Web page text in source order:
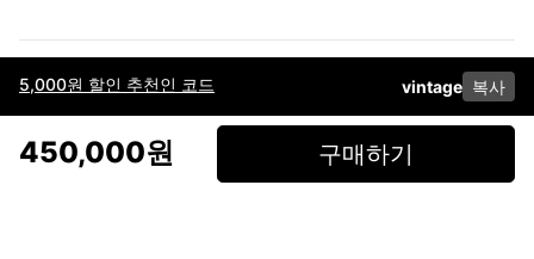
5,000원 할인 추천인 코드 vintage 복사
450,000원 구매하기
이용약관고객센터판매개인정보 처리방침사업자 정보다운로드
페이스북